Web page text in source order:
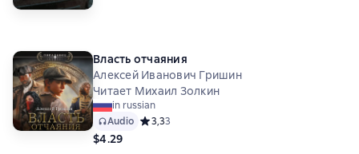
Власть отчаяния
Алексей Иванович Гришин
Читает Михаил Золкин
in russian
Audio Средний рейтинг 3,3 на основе 3 оценок
3,33
$4.29